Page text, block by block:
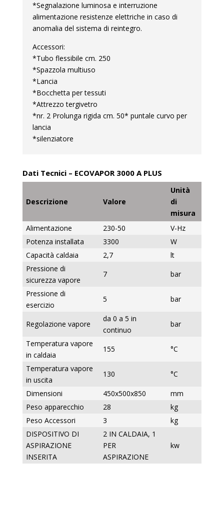
*Segnalazione luminosa e interruzione
alimentazione resistenze elettriche in caso di
anomalia del sistema di reintegro.
Accessori:
*Tubo flessibile cm. 250
*Spazzola multiuso
*Lancia
*Bocchetta per tessuti
*Attrezzo tergivetro
*nr. 2 Prolunga rigida cm. 50* puntale curvo per
lancia
*silenziatore
Dati Tecnici – ECOVAPOR 3000 A PLUS
Descrizione Valore
Unità
di
misura
Alimentazione
230-50
V-Hz
Potenza installata
3300
W
Capacità caldaia
2,7
lt
Pressione di
sicurezza vapore
7 bar
Pressione di
esercizio
5 bar
Regolazione vapore
da 0 a 5 in
continuo
bar
Temperatura vapore
in caldaia
155 °C
Temperatura vapore
in uscita
130 °C
Dimensioni 450x500x850
mm
Peso apparecchio
28
kg
Peso Accessori
3
kg
DISPOSITIVO DI
ASPIRAZIONE
INSERITA
2 IN CALDAIA, 1
PER
ASPIRAZIONE
kw